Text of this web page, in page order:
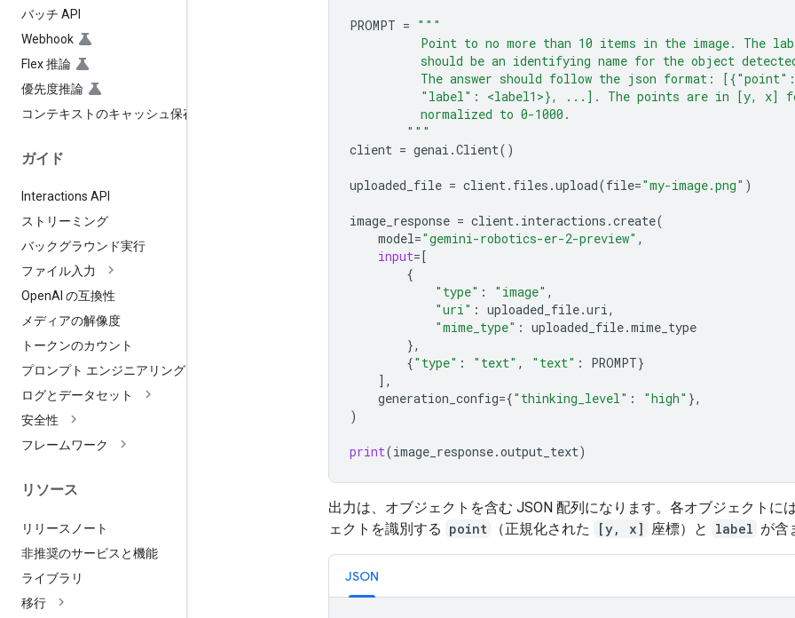
バッチ API
Webhook
Flex 推論
優先度推論
コンテキストのキャッシュ保存
ガイド
Interactions API
ストリーミング
バックグラウンド実行
ファイル入力
OpenAI の互換性
メディアの解像度
トークンのカウント
プロンプト エンジニアリング
ログとデータセット
安全性
フレームワーク
リソース
リリースノート
非推奨のサービスと機能
ライブラリ
移行
PROMPT = """
Point to no more than 10 items in the image. The
should be an identifying name for the object
The answer should follow the json format:
"label": <label1>}, ...]. The points are in [y, x]
          normalized to 0-1000.
        """
client = genai .Client()
uploaded_file = client. files .upload(file="my-image.png" )
image_response = client. interactions .create(
model="gemini-robotics-er-2-preview" ,
input=[
{
"type" : "image" ,
"uri" : uploaded_file.uri,
"mime_type" : uploaded_file.mime_type
},
{"type" : "text" , "text" : PROMPT}
],
generation_config={"thinking_level" : "high" },
)
print(image_response.output_text)
出力は、オブジェクトを含む JSON 配列になります。各オブジェクトに
ェクトを識別する point （正規化された [y, x] 座標）と label が含
JSON